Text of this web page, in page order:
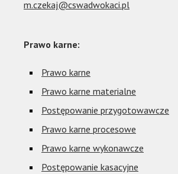
m.czekaj@cswadwokaci.pl
Prawo karne:
Prawo karne
Prawo karne materialne
Postępowanie przygotowawcze
Prawo karne procesowe
Prawo karne wykonawcze
Postępowanie kasacyjne